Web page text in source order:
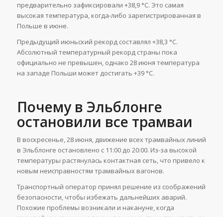
предварительно зафиксировали +38,9 °C. Это самая
высокая температура, когда-либо зарегистрированная в
Польше в июне.
Предыдущий июньский рекорд составлял +38,3 °C.
Абсолютный температурный рекорд страны пока
официально не превышен, однако 28 июня температура
на западе Польши может достигать +39 °C.
Почему в Эльблонге
остановили все трамваи
В воскресенье, 28 июня, движение всех трамвайных линий
в Эльблонге остановлено с 11:00 до 20:00. Из-за высокой
температуры растянулась контактная сеть, что привело к
новым неисправностям трамвайных вагонов.
Транспортный оператор принял решение из соображений
безопасности, чтобы избежать дальнейших аварий.
Похожие проблемы возникали и накануне, когда